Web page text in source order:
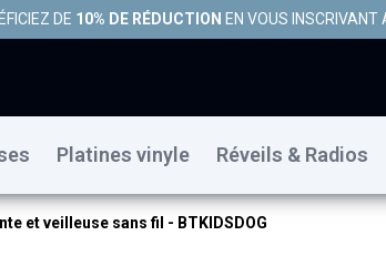
DE 10% DE RÉDUCTION EN VOUS INSCRIVANT
Platines vinyle Réveils & Radios
et veilleuse sans fil - BTKIDSDOG